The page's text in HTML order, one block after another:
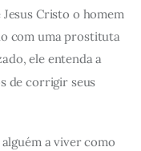
Cristo o homem
com uma prostituta
ele entenda a
de corrigir seus
a viver como